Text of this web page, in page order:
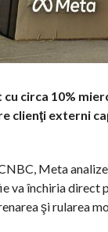
circa 10%
clienţi externi
Meta
va închiria
şi rularea